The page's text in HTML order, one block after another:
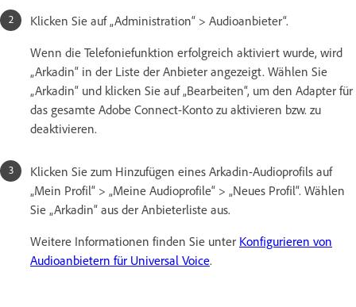
Klicken Sie auf „Administration“ > Audioanbieter“.
Wenn die Telefoniefunktion erfolgreich aktiviert wurde, wird
„Arkadin“ in der Liste der Anbieter angezeigt. Wählen Sie
„Arkadin“ und klicken Sie auf „Bearbeiten“, um den Adapter für
das gesamte Adobe Connect-Konto zu aktivieren bzw. zu
deaktivieren.
Klicken Sie zum Hinzufügen eines Arkadin-Audioprofils auf
„Mein Profil“ > „Meine Audioprofile“ > „Neues Profil“. Wählen
Sie „Arkadin“ aus der Anbieterliste aus.
Weitere Informationen finden Sie unter Konfigurieren von
Audioanbietern für Universal Voice.